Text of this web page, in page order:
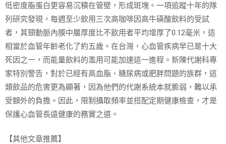
低密度脂蛋白更容易沉積在管壁，形成斑塊。一項追蹤十年的隊
列研究發現，每週至少飲用三次高咖啡因高牛磺酸飲料的受試
者，其頸動脈內膜中層厚度比不飲用者平均增厚了0.12毫米，這
相當於血管年齡老化了約五歲。在台灣，心血管疾病早已是十大
死因之一，而能量飲料的濫用可能加速這一進程。新陳代謝科專
家特別警告，對於已經有高血脂、糖尿病或肥胖問題的族群，這
類飲品的危害更為顯著，因為他們的代謝系統本就脆弱，難以承
受額外的負擔。因此，限制攝取頻率並搭配定期健康檢查，才是
保護心血管長遠健康的務實之道。
【其他文章推薦】